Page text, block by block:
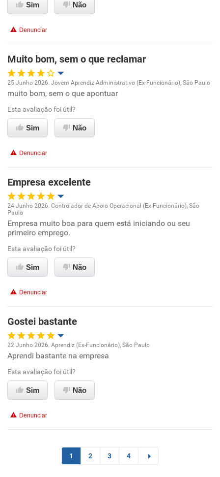
Conciliação com a vida familiar
Recomenda esta empresa
Sim Não
Denunciar
Muito bom, sem o que reclamar
Oportunidade de promoção
Ambiente de trabalho
Benefícios
Recomenda esta empresa
25 Junho 2026. Jovem Aprendiz Administrativo (Ex-Funcionário), São Paulo
muito bom, sem o que apontuar
Esta avaliação foi útil?
Sim Não
Denunciar
Empresa excelente
Oportunidade de promoção
Conciliação com a vida familiar
Benefícios
Recomenda esta empresa
Recomenda a diretoria
24 Junho 2026. Controlador de Apoio Operacional (Ex-Funcionário), São
Paulo
Empresa muito boa para quem está iniciando ou seu
primeiro emprego.
Esta avaliação foi útil?
Sim Não
Denunciar
Gostei bastante
Oportunidade de promoção
Ambiente de trabalho
Benefícios
Recomenda esta empresa
22 Junho 2026. Aprendiz (Ex-Funcionário), São Paulo
Aprendi bastante na empresa
Esta avaliação foi útil?
Sim Não
Denunciar
1 2 3 4